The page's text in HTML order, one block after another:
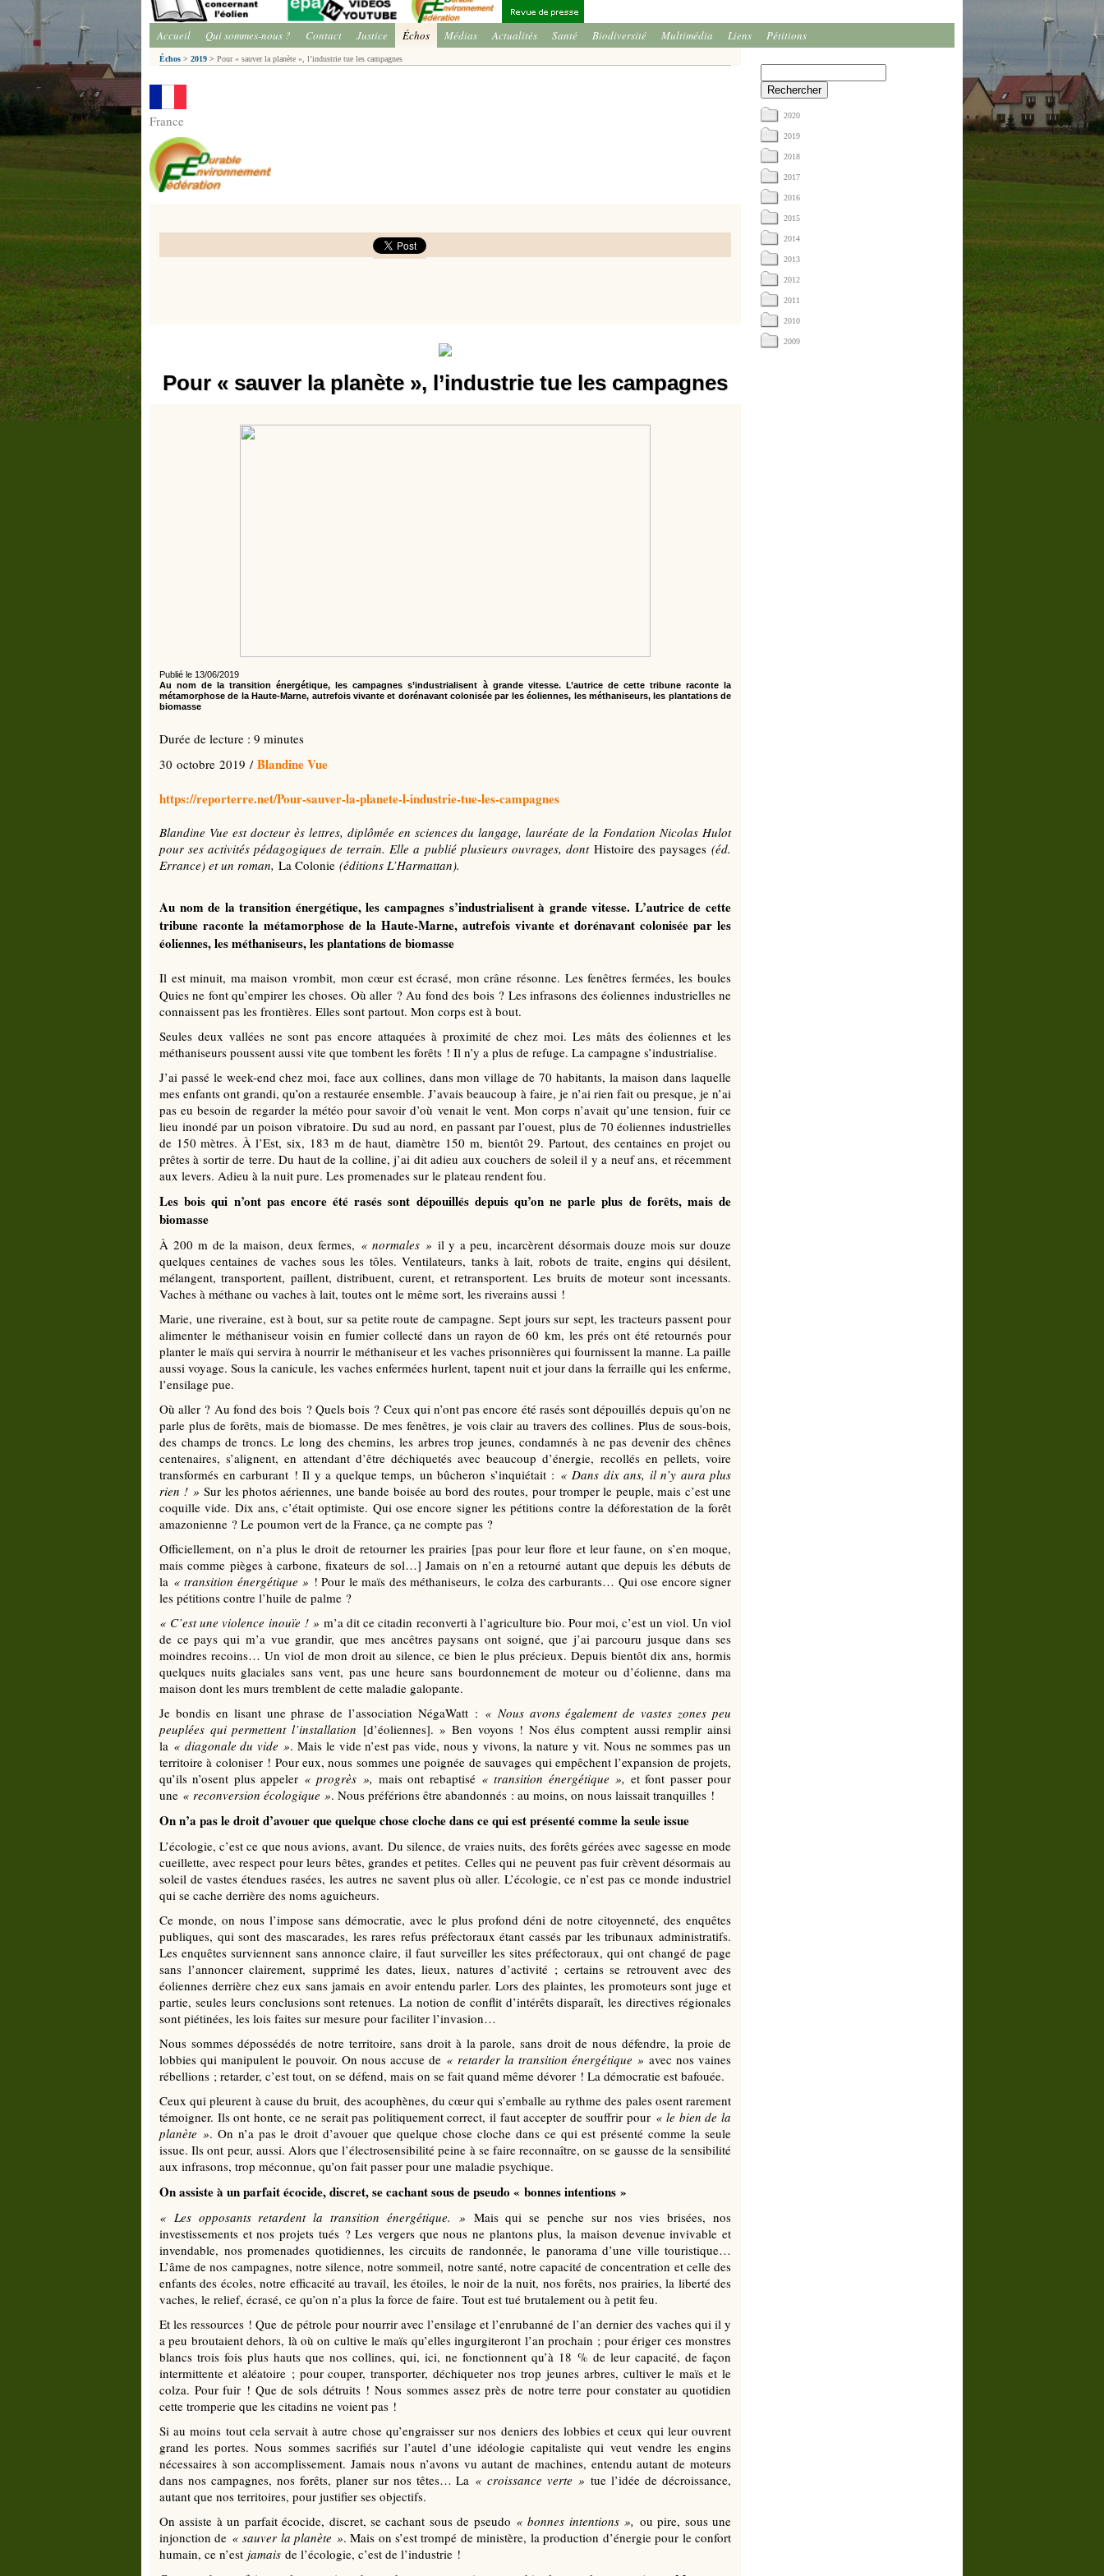
Accueil Qui sommes-nous ? Contact Justice Échos Médias Actualités Santé Biodiversité Multimédia Liens Pétitions
Échos > 2019 > Pour « sauver la planète », l’industrie tue les campagnes
France
Pour « sauver la planète », l’industrie tue les campagnes
Publié le 13/06/2019
Au nom de la transition énergétique, les campagnes s’industrialisent à grande vitesse. L’autrice de cette tribune raconte la
métamorphose de la Haute-Marne, autrefois vivante et dorénavant colonisée par les éoliennes, les méthaniseurs, les plantations de
biomasse
Durée de lecture : 9 minutes
30 octobre 2019 / Blandine Vue
https://reporterre.net/Pour-sauver-la-planete-l-industrie-tue-les-campagnes
Blandine Vue est docteur ès lettres, diplômée en sciences du langage, lauréate de la Fondation Nicolas Hulot
pour ses activités pédagogiques de terrain. Elle a publié plusieurs ouvrages, dontHistoire des paysages(éd.
Errance) et un roman, La Colonie (éditions L’Harmattan).
Au nom de la transition énergétique, les campagnes s’industrialisent à grande vitesse. L’autrice de cette
tribune raconte la métamorphose de la Haute-Marne, autrefois vivante et dorénavant colonisée par les
éoliennes, les méthaniseurs, les plantations de biomasse
Il est minuit, ma maison vrombit, mon cœur est écrasé, mon crâne résonne. Les fenêtres fermées, les boules
Quies ne font qu’empirer les choses. Où aller ? Au fond des bois ? Les infrasons des éoliennes industrielles ne
connaissent pas les frontières. Elles sont partout. Mon corps est à bout.
Seules deux vallées ne sont pas encore attaquées à proximité de chez moi. Les mâts des éoliennes et les
méthaniseurs poussent aussi vite que tombent les forêts ! Il n’y a plus de refuge. La campagne s’industrialise.
J’ai passé le week-end chez moi, face aux collines, dans mon village de 70 habitants, la maison dans laquelle
mes enfants ont grandi, qu’on a restaurée ensemble. J’avais beaucoup à faire, je n’ai rien fait ou presque, je n’ai
pas eu besoin de regarder la météo pour savoir d’où venait le vent. Mon corps n’avait qu’une tension, fuir ce
lieu inondé par un poison vibratoire. Du sud au nord, en passant par l’ouest, plus de 70 éoliennes industrielles
de 150 mètres. À l’Est, six, 183 m de haut, diamètre 150 m, bientôt 29. Partout, des centaines en projet ou
prêtes à sortir de terre. Du haut de la colline, j’ai dit adieu aux couchers de soleil il y a neuf ans, et récemment
aux levers. Adieu à la nuit pure. Les promenades sur le plateau rendent fou.
Les bois qui n’ont pas encore été rasés sont dépouillés depuis qu’on ne parle plus de forêts, mais de
biomasse
À 200 m de la maison, deux fermes, « normales » il y a peu, incarcèrent désormais douze mois sur douze
quelques centaines de vaches sous les tôles. Ventilateurs, tanks à lait, robots de traite, engins qui désilent,
mélangent, transportent, paillent, distribuent, curent, et retransportent. Les bruits de moteur sont incessants.
Vaches à méthane ou vaches à lait, toutes ont le même sort, les riverains aussi !
Marie, une riveraine, est à bout, sur sa petite route de campagne. Sept jours sur sept, les tracteurs passent pour
alimenter le méthaniseur voisin en fumier collecté dans un rayon de 60 km, les prés ont été retournés pour
planter le maïs qui servira à nourrir le méthaniseur et les vaches prisonnières qui fournissent la manne. La paille
aussi voyage. Sous la canicule, les vaches enfermées hurlent, tapent nuit et jour dans la ferraille qui les enferme,
l’ensilage pue.
Où aller ? Au fond des bois ? Quels bois ? Ceux qui n’ont pas encore été rasés sont dépouillés depuis qu’on ne
parle plus de forêts, mais de biomasse. De mes fenêtres, je vois clair au travers des collines. Plus de sous-bois,
des champs de troncs. Le long des chemins, les arbres trop jeunes, condamnés à ne pas devenir des chênes
centenaires, s’alignent, en attendant d’être déchiquetés avec beaucoup d’énergie, recollés en pellets, voire
transformés en carburant ! Il y a quelque temps, un bûcheron s’inquiétait : « Dans dix ans, il n’y aura plus
rien ! » Sur les photos aériennes, une bande boisée au bord des routes, pour tromper le peuple, mais c’est une
coquille vide. Dix ans, c’était optimiste. Qui ose encore signer les pétitions contre la déforestation de la forêt
amazonienne ? Le poumon vert de la France, ça ne compte pas ?
Officiellement, on n’a plus le droit de retourner les prairies [pas pour leur flore et leur faune, on s’en moque,
mais comme pièges à carbone, fixateurs de sol…] Jamais on n’en a retourné autant que depuis les débuts de
la « transition énergétique » ! Pour le maïs des méthaniseurs, le colza des carburants… Qui ose encore signer
les pétitions contre l’huile de palme ?
« C’est une violence inouïe ! » m’a dit ce citadin reconverti à l’agriculture bio. Pour moi, c’est un viol. Un viol
de ce pays qui m’a vue grandir, que mes ancêtres paysans ont soigné, que j’ai parcouru jusque dans ses
moindres recoins… Un viol de mon droit au silence, ce bien le plus précieux. Depuis bientôt dix ans, hormis
quelques nuits glaciales sans vent, pas une heure sans bourdonnement de moteur ou d’éolienne, dans ma
maison dont les murs tremblent de cette maladie galopante.
Je bondis en lisant une phrase de l’association NégaWatt : « Nous avons également de vastes zones peu
peuplées qui permettent l’installation [d’éoliennes]. » Ben voyons ! Nos élus comptent aussi remplir ainsi
la « diagonale du vide ». Mais le vide n’est pas vide, nous y vivons, la nature y vit. Nous ne sommes pas un
territoire à coloniser ! Pour eux, nous sommes une poignée de sauvages qui empêchent l’expansion de projets,
qu’ils n’osent plus appeler « progrès », mais ont rebaptisé « transition énergétique », et font passer pour
une « reconversion écologique ». Nous préférions être abandonnés : au moins, on nous laissait tranquilles !
On n’a pas le droit d’avouer que quelque chose cloche dans ce qui est présenté comme la seule issue
L’écologie, c’est ce que nous avions, avant. Du silence, de vraies nuits, des forêts gérées avec sagesse en mode
cueillette, avec respect pour leurs bêtes, grandes et petites. Celles qui ne peuvent pas fuir crèvent désormais au
soleil de vastes étendues rasées, les autres ne savent plus où aller. L’écologie, ce n’est pas ce monde industriel
qui se cache derrière des noms aguicheurs.
Ce monde, on nous l’impose sans démocratie, avec le plus profond déni de notre citoyenneté, des enquêtes
publiques, qui sont des mascarades, les rares refus préfectoraux étant cassés par les tribunaux administratifs.
Les enquêtes surviennent sans annonce claire, il faut surveiller les sites préfectoraux, qui ont changé de page
sans l’annoncer clairement, supprimé les dates, lieux, natures d’activité ; certains se retrouvent avec des
éoliennes derrière chez eux sans jamais en avoir entendu parler. Lors des plaintes, les promoteurs sont juge et
partie, seules leurs conclusions sont retenues. La notion de conflit d’intérêts disparaît, les directives régionales
sont piétinées, les lois faites sur mesure pour faciliter l’invasion…
Nous sommes dépossédés de notre territoire, sans droit à la parole, sans droit de nous défendre, la proie de
lobbies qui manipulent le pouvoir. On nous accuse de « retarder la transition énergétique » avec nos vaines
rébellions ; retarder, c’est tout, on se défend, mais on se fait quand même dévorer ! La démocratie est bafouée.
Ceux qui pleurent à cause du bruit, des acouphènes, du cœur qui s’emballe au rythme des pales osent rarement
témoigner. Ils ont honte, ce ne serait pas politiquement correct, il faut accepter de souffrir pour « le bien de la
planète ». On n’a pas le droit d’avouer que quelque chose cloche dans ce qui est présenté comme la seule
issue. Ils ont peur, aussi. Alors que l’électrosensibilité peine à se faire reconnaître, on se gausse de la sensibilité
aux infrasons, trop méconnue, qu’on fait passer pour une maladie psychique.
On assiste à un parfait écocide, discret, se cachant sous de pseudo « bonnes intentions »
« Les opposants retardent la transition énergétique. » Mais qui se penche sur nos vies brisées, nos
investissements et nos projets tués ? Les vergers que nous ne plantons plus, la maison devenue invivable et
invendable, nos promenades quotidiennes, les circuits de randonnée, le panorama d’une ville touristique…
L’âme de nos campagnes, notre silence, notre sommeil, notre santé, notre capacité de concentration et celle des
enfants des écoles, notre efficacité au travail, les étoiles, le noir de la nuit, nos forêts, nos prairies, la liberté des
vaches, le relief, écrasé, ce qu’on n’a plus la force de faire. Tout est tué brutalement ou à petit feu.
Et les ressources ! Que de pétrole pour nourrir avec l’ensilage et l’enrubanné de l’an dernier des vaches qui il y
a peu broutaient dehors, là où on cultive le maïs qu’elles ingurgiteront l’an prochain ; pour ériger ces monstres
blancs trois fois plus hauts que nos collines, qui, ici, ne fonctionnent qu’à 18 % de leur capacité, de façon
intermittente et aléatoire ; pour couper, transporter, déchiqueter nos trop jeunes arbres, cultiver le maïs et le
colza. Pour fuir ! Que de sols détruits ! Nous sommes assez près de notre terre pour constater au quotidien
cette tromperie que les citadins ne voient pas !
Si au moins tout cela servait à autre chose qu’engraisser sur nos deniers des lobbies et ceux qui leur ouvrent
grand les portes. Nous sommes sacrifiés sur l’autel d’une idéologie capitaliste qui veut vendre les engins
nécessaires à son accomplissement. Jamais nous n’avons vu autant de machines, entendu autant de moteurs
dans nos campagnes, nos forêts, planer sur nos têtes… La « croissance verte » tue l’idée de décroissance,
autant que nos territoires, pour justifier ses objectifs.
On assiste à un parfait écocide, discret, se cachant sous de pseudo « bonnes intentions », ou pire, sous une
injonction de « sauver la planète ». Mais on s’est trompé de ministère, la production d’énergie pour le confort
humain, ce n’est jamais de l’écologie, c’est de l’industrie !